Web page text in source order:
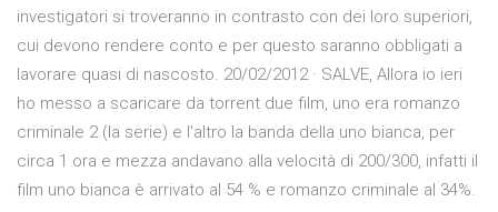
investigatori si troveranno in contrasto con dei loro superiori,
cui devono rendere conto e per questo saranno obbligati a
lavorare quasi di nascosto. 20/02/2012 · SALVE, Allora io ieri
ho messo a scaricare da torrent due film, uno era romanzo
criminale 2 (la serie) e l'altro la banda della uno bianca, per
circa 1 ora e mezza andavano alla velocità di 200/300, infatti il
film uno bianca è arrivato al 54 % e romanzo criminale al 34%.